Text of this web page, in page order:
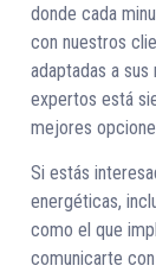
donde cada
con nuestros
adaptadas a
expertos está
mejores
Si estás
energéticas,
como el que
comunicarte